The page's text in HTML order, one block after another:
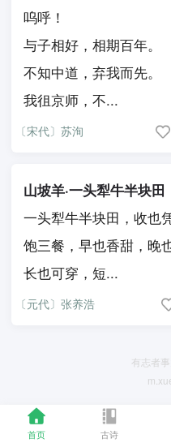
首页 古诗
呜呼！
与子相好，相期百年。
不知中道，弃我而先。
我徂京师，不...
〔宋代〕苏洵
山坡羊·一头犁牛半块田
一头犁牛半块田，收也
饱三餐，早也香甜，晚
长也可穿，短...
〔元代〕张养浩
有志者